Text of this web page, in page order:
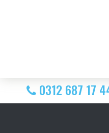
0312 687 17